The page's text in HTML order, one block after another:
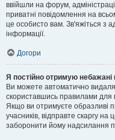
ввійшли на форум,
приватні повідомлення на
це особисто вам. Зв'яжіться з
інформації.
Догори
Я постійно отримую небажані
Ви можете автоматично
скориставшись правилами для
Якщо ви отримуєте образливі
учасників, відправте скаргу
заборонити йому надсилання